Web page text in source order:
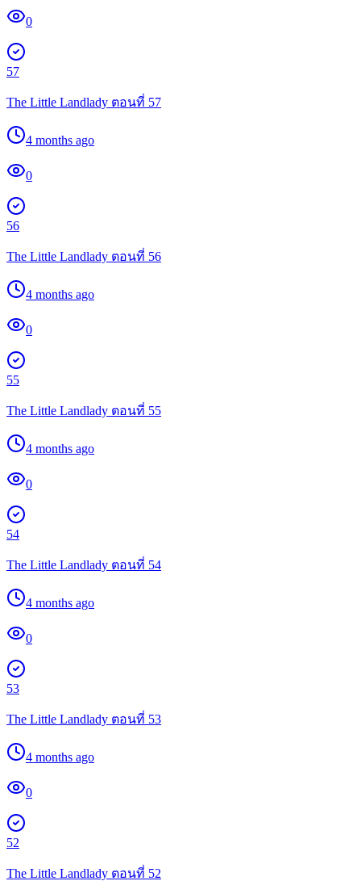
0
57
The Little Landlady ตอนที่ 57
4 months ago
0
56
The Little Landlady ตอนที่ 56
4 months ago
0
55
The Little Landlady ตอนที่ 55
4 months ago
0
54
The Little Landlady ตอนที่ 54
4 months ago
0
53
The Little Landlady ตอนที่ 53
4 months ago
0
52
The Little Landlady ตอนที่ 52